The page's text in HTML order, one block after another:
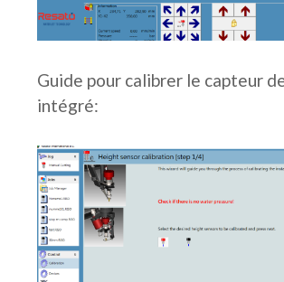
Guide pour calibrer le capteur
intégré: